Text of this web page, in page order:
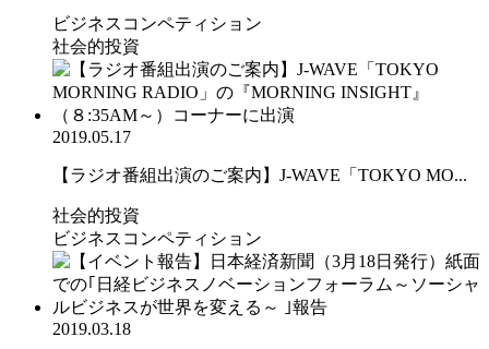
ビジネスコンペティション
社会的投資
2019.05.17
【ラジオ番組出演のご案内】J-WAVE「TOKYO MO...
社会的投資
ビジネスコンペティション
2019.03.18